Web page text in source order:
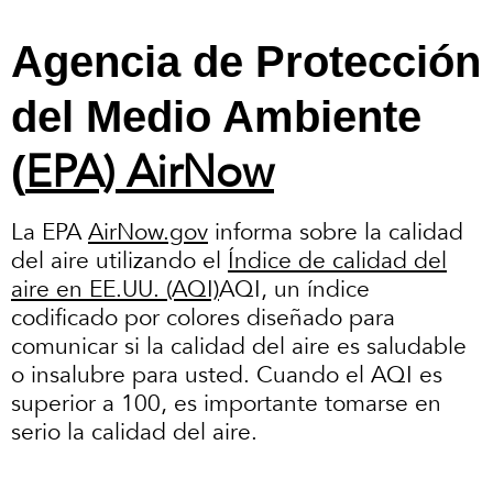
Agencia de Protección
del Medio Ambiente
(EPA) AirNow
La EPAAirNow.gov informa sobre la calidad
del aire utilizando el Índice de calidad del
aire en EE.UU. (AQI)AQI, un índice
codificado por colores diseñado para
comunicar si la calidad del aire es saludable
o insalubre para usted. Cuando el AQI es
superior a 100, es importante tomarse en
serio la calidad del aire.